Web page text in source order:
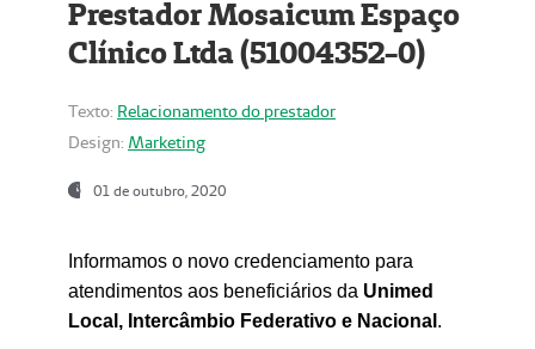
Prestador Mosaicum Espaço
Clínico Ltda (51004352-0)
Texto: Relacionamento do prestador
Design: Marketing
01 de outubro, 2020
Informamos o novo credenciamento para
atendimentos aos beneficiários da Unimed
Local, Intercâmbio Federativo e Nacional .